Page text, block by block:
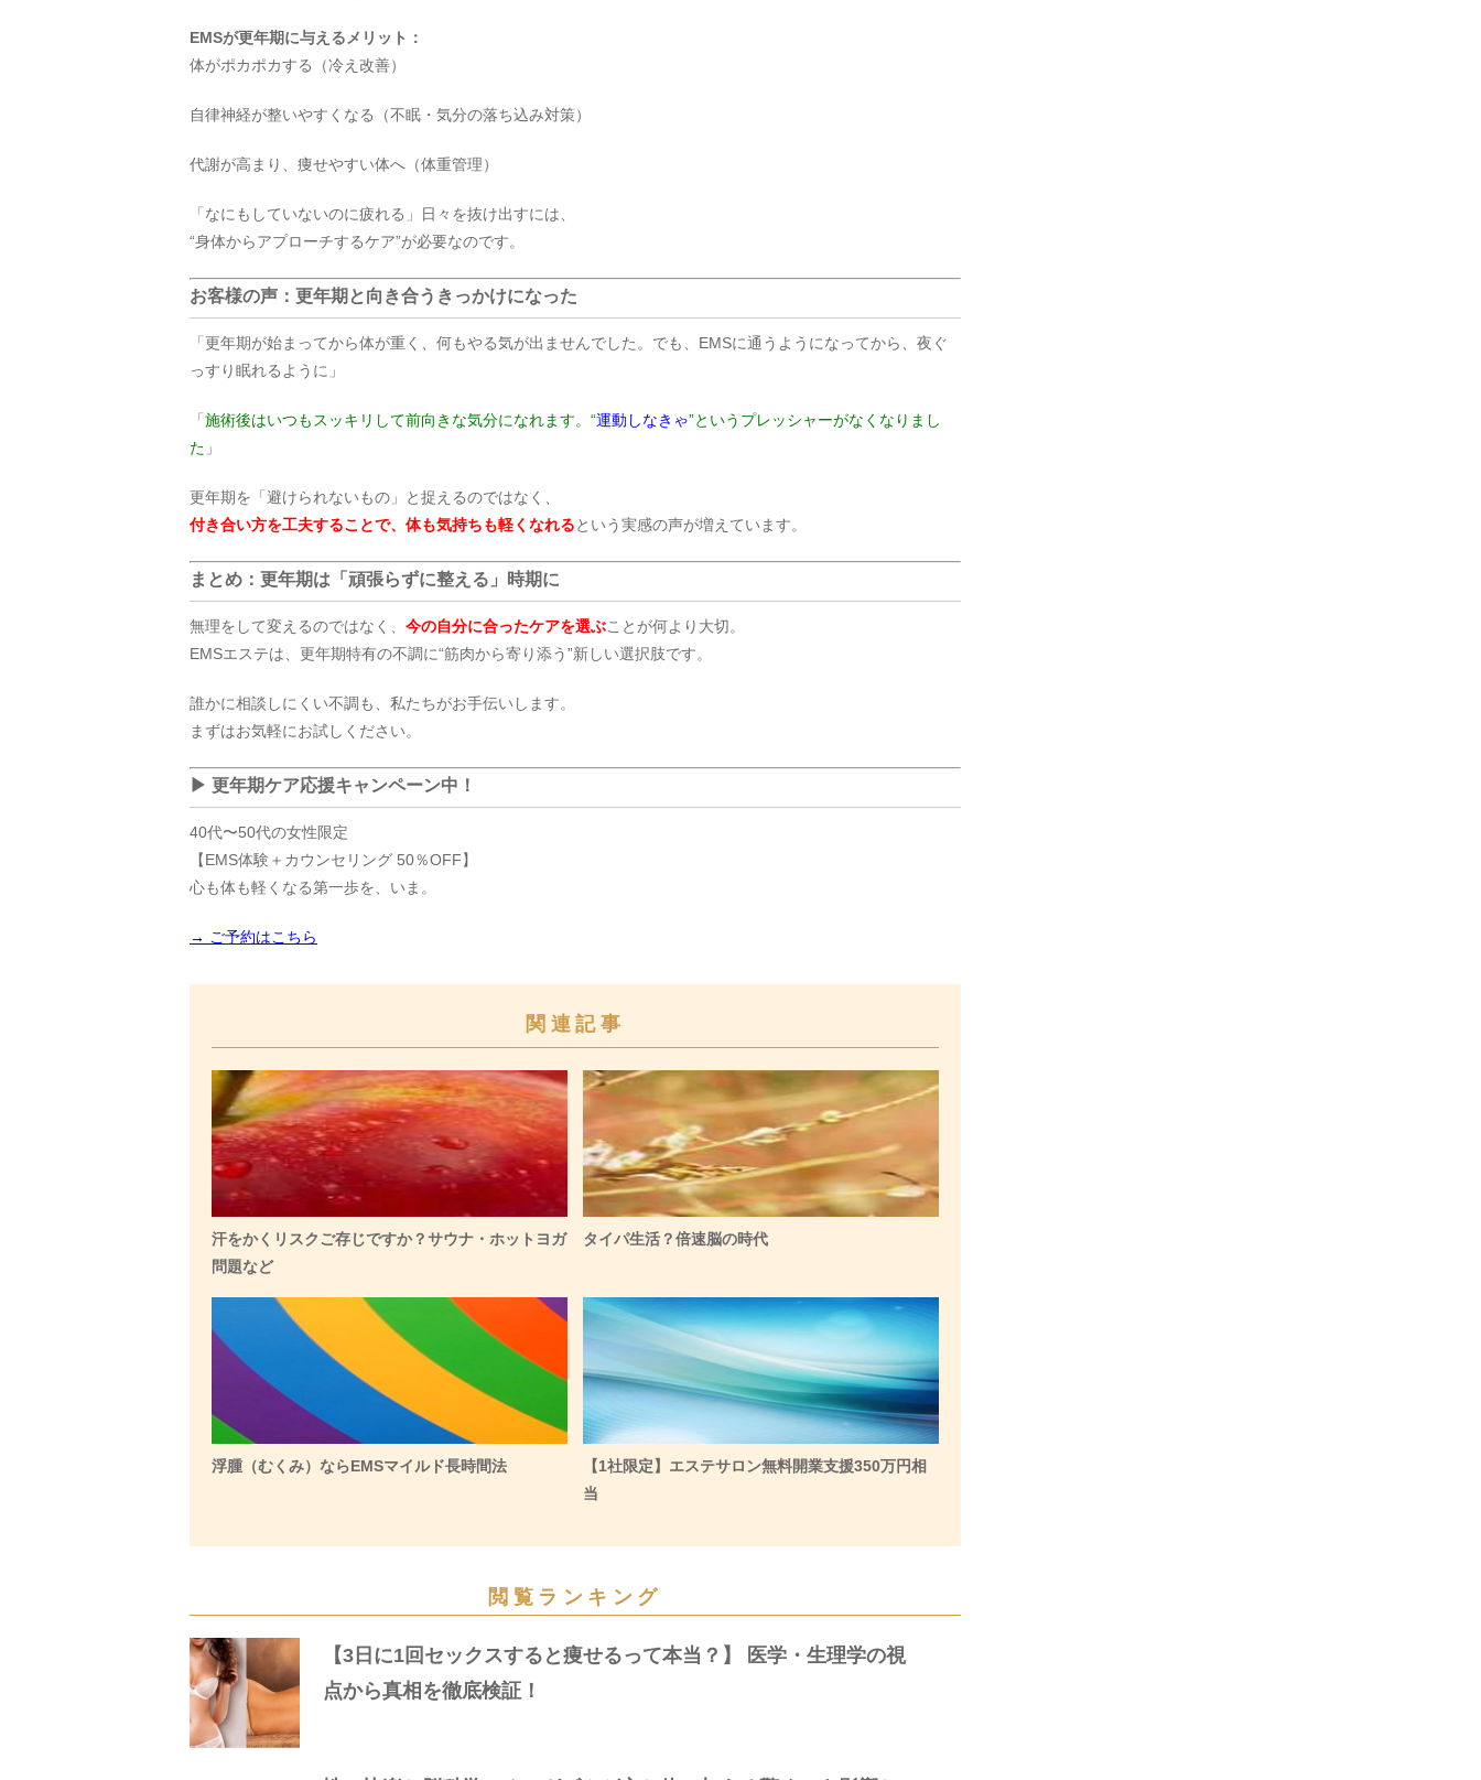
EMSが更年期に与えるメリット：
体がポカポカする（冷え改善）
自律神経が整いやすくなる（不眠・気分の落ち込み対策）
代謝が高まり、痩せやすい体へ（体重管理）
「なにもしていないのに疲れる」日々を抜け出すには、
“身体からアプローチするケア”が必要なのです。
お客様の声：更年期と向き合うきっかけになった
「更年期が始まってから体が重く、何もやる気が出ませんでした。でも、EMSに通うようになってから、夜ぐ
っすり眠れるように」
「 施術後はいつもスッキリして前向きな気分になれます。“運動しなきゃ”というプレッシャーがなくなりまし
た 」
更年期を「避けられないもの」と捉えるのではなく、
付き合い方を工夫することで、体も気持ちも軽くなれるという実感の声が増えています。
まとめ：更年期は「頑張らずに整える」時期に
無理をして変えるのではなく、 今の自分に合ったケアを選ぶことが何より大切。
EMSエステは、更年期特有の不調に“筋肉から寄り添う”新しい選択肢です。
誰かに相談しにくい不調も、私たちがお手伝いします。
まずはお気軽にお試しください。
▶ 更年期ケア応援キャンペーン中！
40代〜50代の女性限定
【EMS体験＋カウンセリング 50％OFF】
心も体も軽くなる第一歩を、いま。
→ ご予約はこちら
関連記事
汗をかくリスクご存じですか？サウナ・ホットヨガ
問題など
タイパ生活？倍速脳の時代
浮腫（むくみ）ならEMSマイルド長時間法
【1社限定】エステサロン無料開業支援350万円相
当
閲覧ランキング
【3日に1回セックスすると痩せるって本当？】 医学・生理学の視
点から真相を徹底検証！